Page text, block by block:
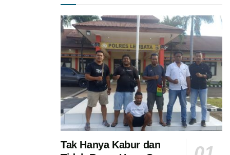
Tak Hanya Kabur dan